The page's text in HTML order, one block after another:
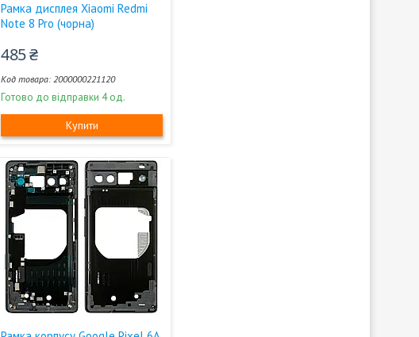
Рамка дисплея Xiaomi Redmi
Note 8 Pro (чорна)
485 ₴
2000000221120
Готово до відправки 4 од.
Купити